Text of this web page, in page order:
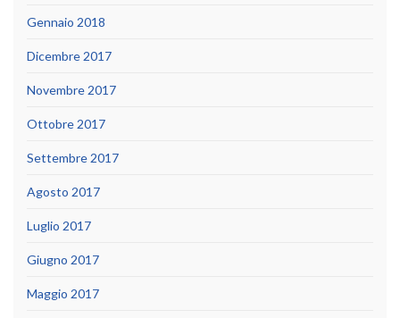
Gennaio 2018
Dicembre 2017
Novembre 2017
Ottobre 2017
Settembre 2017
Agosto 2017
Luglio 2017
Giugno 2017
Maggio 2017